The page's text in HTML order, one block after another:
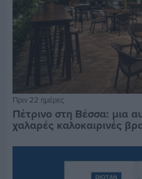
Πριν 22 ημέρες
Πέτρινο στη Βέσσα: μια
χαλαρές καλοκαιρινές